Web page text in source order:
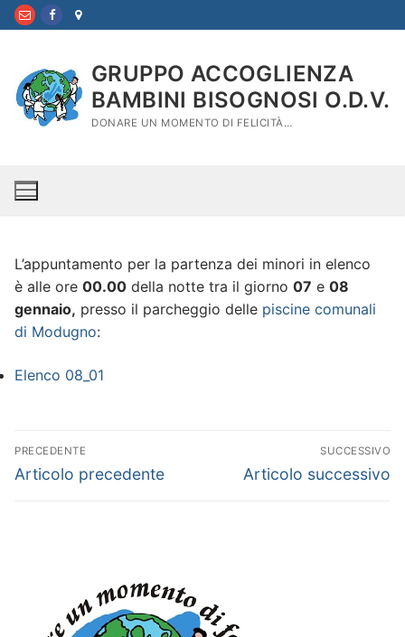
Vai
al
GRUPPO ACCOGLIENZA
BAMBINI BISOGNOSI O.D.V.
DONARE UN MOMENTO DI FELICITÀ…
L’appuntamento per la partenza dei minori in elenco
è alle ore 00.00 della notte tra il giorno 07 e 08
gennaio, presso il parcheggio delle piscine comunali
di Modugno:
Elenco 08_01
Navigazione
articoli
PRECEDENTE
Articolo
Articolo precedente
SUCCESSIVO
Articolo
Articolo successivo